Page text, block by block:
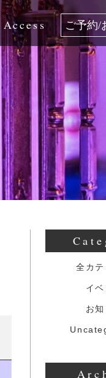
Access ご予約/
全カテ
イベ
お